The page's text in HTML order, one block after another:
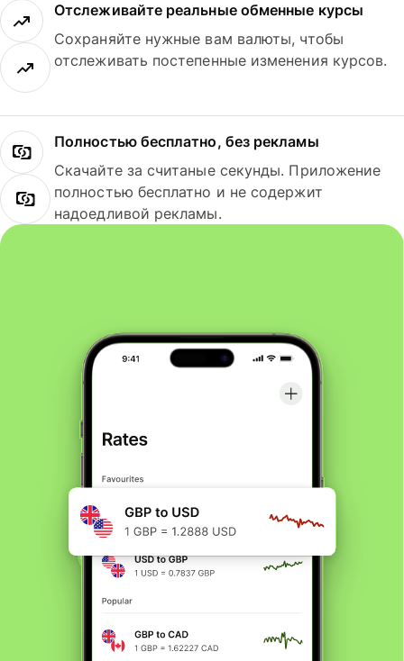
Отслеживайте реальные обменные курсы
Сохраняйте нужные вам валюты, чтобы
отслеживать постепенные изменения курсов.
Полностью бесплатно, без рекламы
Скачайте за считаные секунды. Приложение
полностью бесплатно и не содержит
надоедливой рекламы.